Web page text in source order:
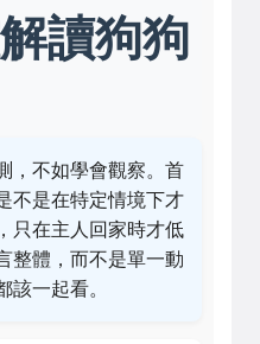
讀狗狗
，不如學會觀察。首
不是在特定情境下才
只在主人回家時才低
整體，而不是單一動
該一起看。